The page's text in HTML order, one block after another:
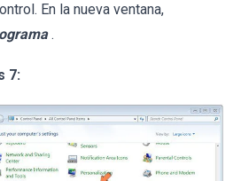
En la nueva ventana,
.
7: